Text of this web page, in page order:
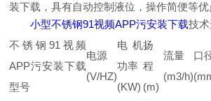
装下载，具有自动控制液位，操作简便等优点
小型不锈钢91视频APP污安装下载技术
不锈钢91视频
APP污安装下载
型号
电源
(V/HZ)
电机
功率
(KW)
扬
程
(m)
流量
(m3/h)
口